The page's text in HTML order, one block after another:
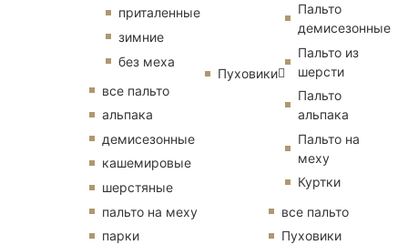
приталенные
зимние
без меха
все пальто
альпака
демисезонные
кашемировые
шерстяные
пальто на меху
парки
Пуховики
Пальто
демисезонные
Пальто из
шерсти
Пальто
альпака
Пальто на
меху
Куртки
все пальто
Пуховики